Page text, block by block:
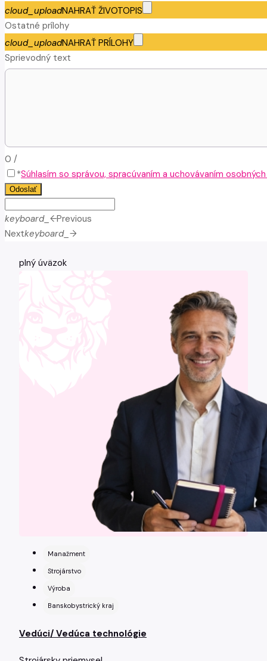
cloud_uploadNAHRAŤ ŽIVOTOPIS
Ostatné prílohy
cloud_uploadNAHRAŤ PRÍLOHY
Sprievodný text
0 /
*Súhlasím so správou, spracúvaním a uchovávaním
Odoslať
keyboard_arrow_leftPrevious
Nextkeyboard_arrow_right
plný úväzok
Manažment
Strojárstvo
Výroba
Banskobystrický kraj
Vedúci/ Vedúca technológie